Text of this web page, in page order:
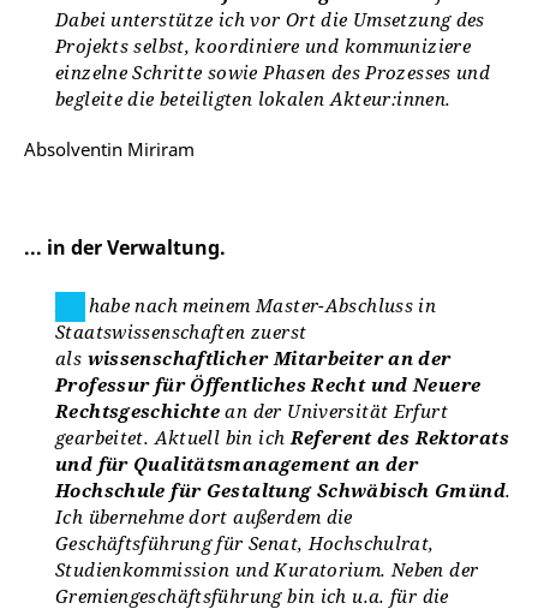
Dabei unterstütze ich vor Ort die Umsetzung des
Projekts selbst, koordiniere und kommuniziere
einzelne Schritte sowie Phasen des Prozesses und
begleite die beteiligten lokalen Akteur:innen.
Absolventin Miriram
... in der Verwaltung.
Ich habe nach meinem Master-Abschluss in
Staatswissenschaften zuerst
als wissenschaftlicher Mitarbeiter an der
Professur für Öffentliches Recht und Neuere
Rechtsgeschichte an der Universität Erfurt
gearbeitet. Aktuell bin ichReferent des Rektorats
und für Qualitätsmanagement an der
Hochschule für Gestaltung Schwäbisch Gmünd.
Ich übernehme dort außerdem die
Geschäftsführung für Senat, Hochschulrat,
Studienkommission und Kuratorium. Neben der
Gremiengeschäftsführung bin ich u.a. für die